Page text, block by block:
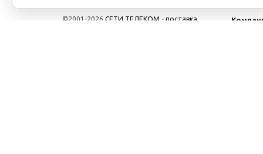
©2001-2026 СЕТИ ТЕЛЕКОМ - поставка,